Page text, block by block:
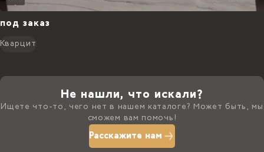
под заказ
Кварцит
Не нашли, что искали?
Ищете что-то, чего нет в нашем каталоге? Может быть, мы
сможем вам помочь!
Расскажите нам